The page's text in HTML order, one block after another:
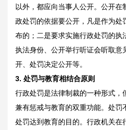
以外，都应向当事人公开。公开
政处罚的依据要公开，凡是作为处
布的；二是要求实施行政处罚的执
执法身份、公开举行听证会听取意
开、处罚决定公开等。
3. 处罚与教育相结合原则
行政处罚是法律制裁的一种形式，
兼有惩戒与教育的双重功能。处罚
处罚达到教育的目的。行政机关在